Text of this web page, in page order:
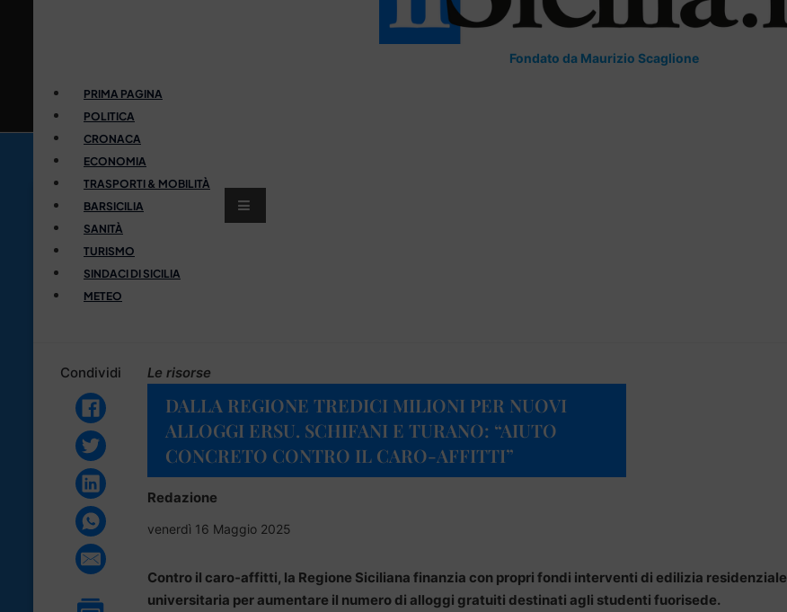
Fondato da Maurizio Scaglione
PRIMA PAGINA
POLITICA
CRONACA
ECONOMIA
TRASPORTI & MOBILITÀ
BARSICILIA
SANITÀ
TURISMO
SINDACI DI SICILIA
METEO
Condividi Le risorse
DALLA REGIONE TREDICI MILIONI PER NUOVI
ALLOGGI ERSU. SCHIFANI E TURANO: “AIUTO
CONCRETO CONTRO IL CARO-AFFITTI”
Redazione
venerdì 16 Maggio 2025
Contro il caro-affitti, la Regione Siciliana finanzia con propri fondi interventi di edilizia residenziale
universitaria per aumentare il numero di alloggi gratuiti destinati agli studenti fuorisede.